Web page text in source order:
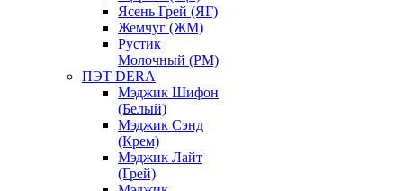
Ясень Грей (ЯГ)
Жемчуг (ЖМ)
Рустик
Молочный (РМ)
ПЭТ DERA
Мэджик Шифон
(Белый)
Мэджик Сэнд
(Крем)
Мэджик Лайт
(Грей)